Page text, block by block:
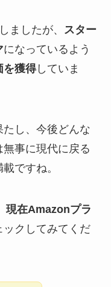
ましたが、
スター
になっているよう
を獲得していま
し、今後どんな
事に現代に戻る
ですね。
現在Amazonプラ
クしてみてくだ